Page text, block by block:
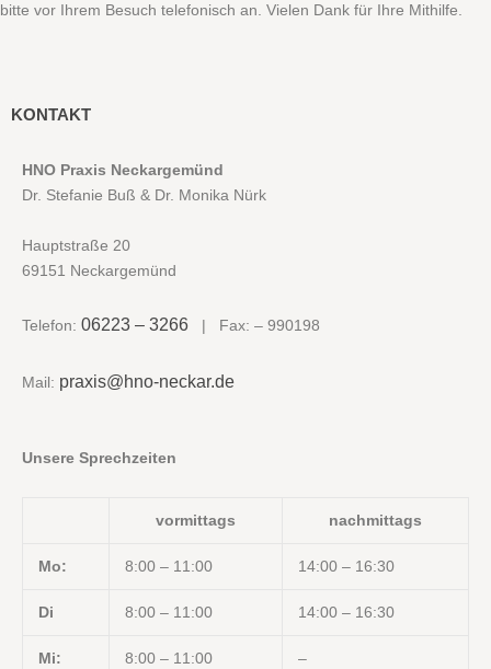
bitte vor Ihrem Besuch telefonisch an. Vielen Dank für Ihre Mithilfe.
KONTAKT
HNO Praxis Neckargemünd
Dr. Stefanie Buß & Dr. Monika Nürk
Hauptstraße 20
69151 Neckargemünd
Telefon: 06223 – 3266 | Fax: – 990198
Mail: praxis@hno-neckar.de
Unsere Sprechzeiten
vormittags nachmittags
Mo: 8:00 – 11:00 14:00 – 16:30
Di 8:00 – 11:00 14:00 – 16:30
Mi: 8:00 – 11:00 –